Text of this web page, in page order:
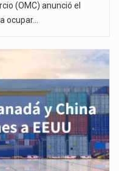
(OMC) anunció el
ocupar…